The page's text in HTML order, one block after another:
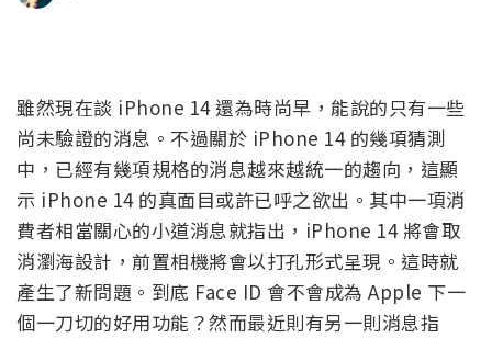
雖然現在談 iPhone 14 還為時尚早，能說的只有一些
尚未驗證的消息。不過關於 iPhone 14 的幾項猜測
中，已經有幾項規格的消息越來越統一的趨向，這顯
示 iPhone 14 的真面目或許已呼之欲出。其中一項消
費者相當關心的小道消息就指出，iPhone 14 將會取
消瀏海設計，前置相機將會以打孔形式呈現。這時就
產生了新問題。到底 Face ID 會不會成為 Apple 下一
個一刀切的好用功能？然而最近則有另一則消息指